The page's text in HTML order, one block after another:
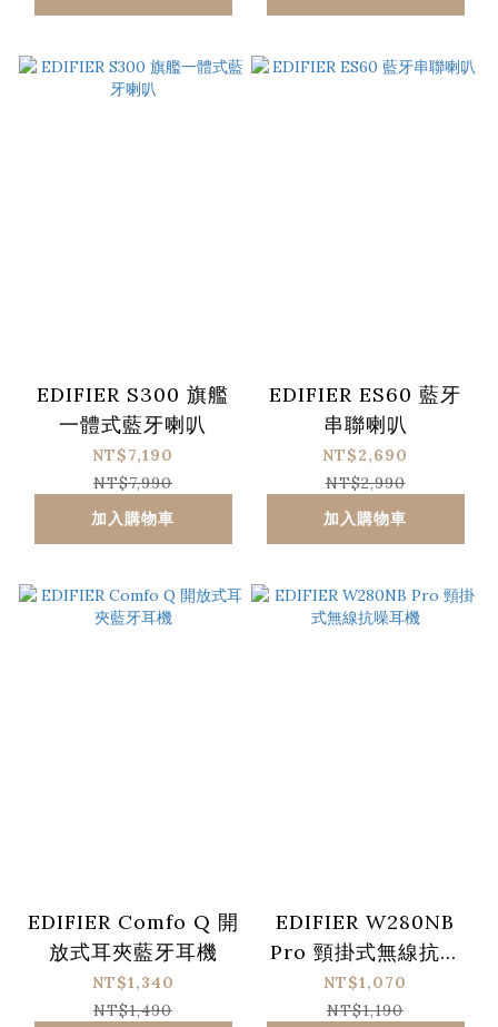
EDIFIER S300 旗艦
一體式藍牙喇叭
NT$7,190
NT$7,990
加入購物車
EDIFIER ES60 藍牙
串聯喇叭
NT$2,690
NT$2,990
加入購物車
EDIFIER Comfo Q 開
放式耳夾藍牙耳機
NT$1,340
NT$1,490
EDIFIER W280NB
Pro 頸掛式無線抗噪
耳機
NT$1,070
NT$1,190